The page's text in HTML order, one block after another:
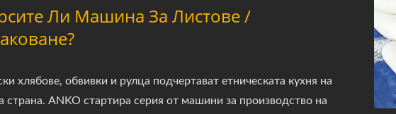
Ли Машина За Листове /
хлябове, обвивки и рулца подчертават етническата кухня на
страна. ANKO стартира серия от машини за производство на